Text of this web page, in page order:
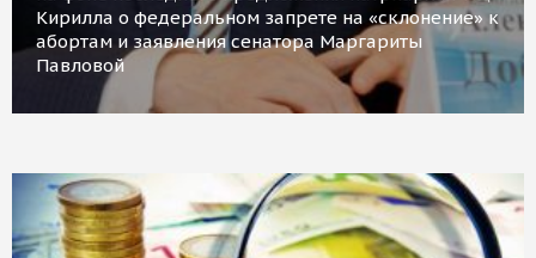
Кирилла о федеральном запрете на «склонение» к
абортам и заявления сенатора Маргариты
Павловой